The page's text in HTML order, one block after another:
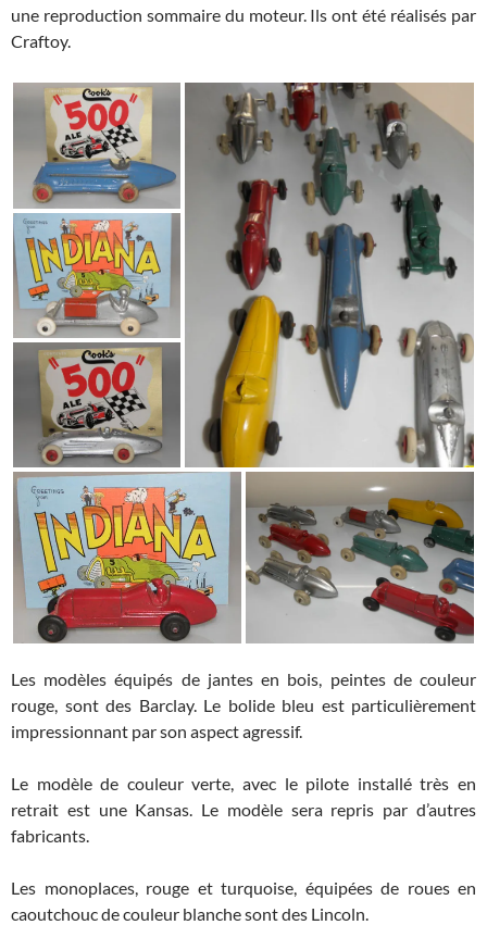
une reproduction sommaire du moteur. Ils ont été réalisés par
Craftoy.
Les modèles équipés de jantes en bois, peintes de couleur
rouge, sont des Barclay. Le bolide bleu est particulièrement
impressionnant par son aspect agressif.
Le modèle de couleur verte, avec le pilote installé très en
retrait est une Kansas. Le modèle sera repris par d’autres
fabricants.
Les monoplaces, rouge et turquoise, équipées de roues en
caoutchouc de couleur blanche sont des Lincoln.